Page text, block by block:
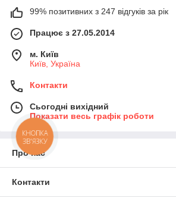
99% позитивних з 247 відгуків за рік
Працює з 27.05.2014
м. Київ
Київ, Україна
Контакти
Сьогодні вихідний
Показати весь графік роботи
Про нас
Контакти
КНОПКА
ЗВ'ЯЗКУ